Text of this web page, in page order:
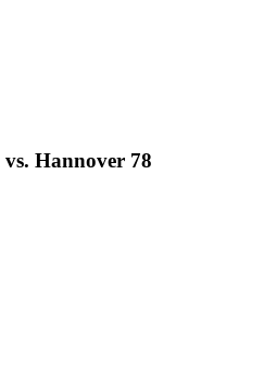
vs. Hannover 78